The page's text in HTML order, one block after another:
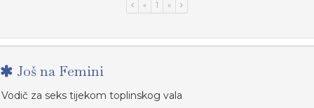
« 1 »
Još na Femini
Vodič za seks tijekom toplinskog vala